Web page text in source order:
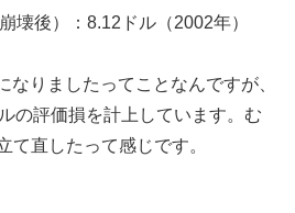
壊後）：8.12ドル（2002年）
なりましたってことなんですが、
の評価損を計上しています。む
て直したって感じです。